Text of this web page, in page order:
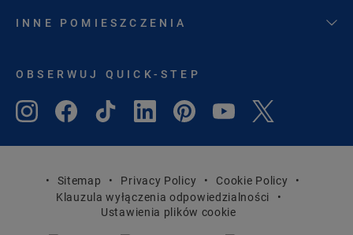
INNE POMIESZCZENIA
OBSERWUJ QUICK-STEP
Sitemap Privacy Policy
Cookie Policy
Klauzula wyłączenia odpowiedzialności
Ustawienia plików cookie